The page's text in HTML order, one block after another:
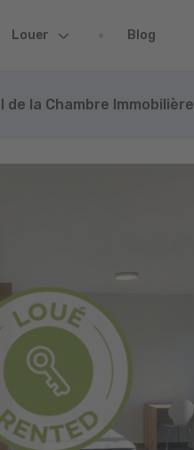
Louer Blog
la Chambre Immobilière